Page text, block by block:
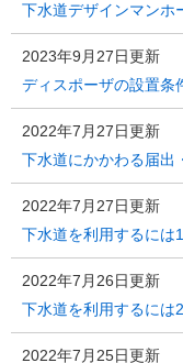
下水道デザインマンホ
2023年9月27日更新
ディスポーザの設置条
2022年7月27日更新
下水道にかかわる届出
2022年7月27日更新
下水道を利用するには
2022年7月26日更新
下水道を利用するには
2022年7月25日更新